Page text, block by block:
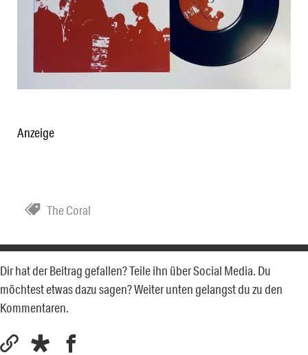
Anzeige
The Coral
Dir hat der Beitrag gefallen? Teile ihn über Social Media. Du
möchtest etwas dazu sagen? Weiter unten gelangst du zu den
Kommentaren.